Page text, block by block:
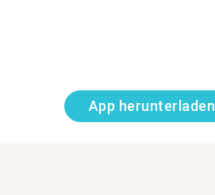
App herunterladen